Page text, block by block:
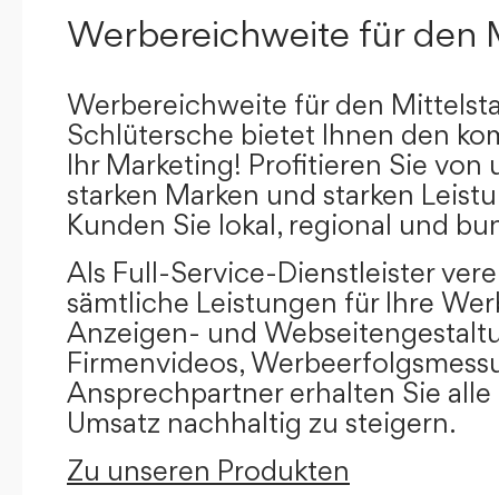
Werbereichweite für den
Werbereichweite für den
Schlütersche bietet Ihnen den
Ihr Marketing! Profitieren Sie von
starken Marken und starken
Kunden Sie lokal, regional und
Als Full-Service-Dienstleister
sämtliche Leistungen für Ihre
Anzeigen- und
Firmenvideos,
Ansprechpartner erhalten Sie
Umsatz nachhaltig zu steigern.
Zu unseren Produkten